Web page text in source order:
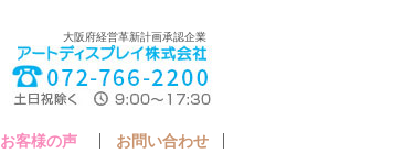
大阪府経営革新計画承認企業
お客様の声 お問い合わせ